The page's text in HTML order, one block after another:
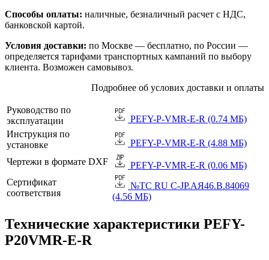
Способы оплаты: наличные, безналичный расчет с НДС,
банковской картой.
Условия доставки: по Москве — бесплатно, по России —
определяется тарифами транспортных кампаний по выбору
клиента. Возможен самовывоз.
Подробнее об услових доставки и оплаты
Руководство по
эксплуатации
PEFY-P-VMR-E-R (0.74 МБ)
Инструкция по
установке
PEFY-P-VMR-E-R (4.88 МБ)
Чертежи в формате DXF
PEFY-P-VMR-E-R (0.06 МБ)
Сертификат
соответствия
№TC RU C-JP.АЯ46.B.84069
(4.56 МБ)
Технические характеристики PEFY-
P20VMR-E-R